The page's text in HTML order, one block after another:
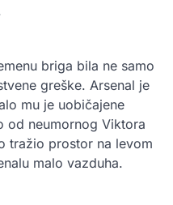
briga bila ne samo
greške. Arsenal je
mu je uobičajene
od neumornog Viktora
tražio prostor na levom
malo vazduha.